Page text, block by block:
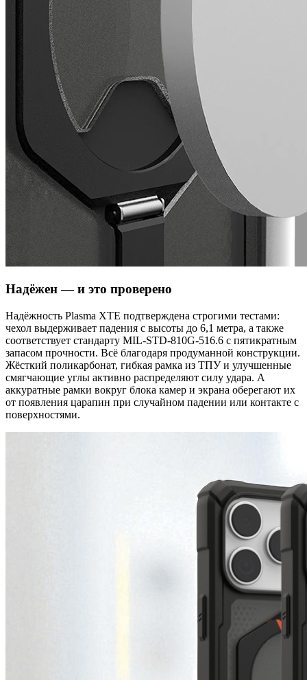
Надёжен — и это проверено
Надёжность Plasma XTE подтверждена строгими тестами:
чехол выдерживает падения с высоты до 6,1 метра, а также
соответствует стандарту MIL-STD-810G-516.6 с пятикратным
запасом прочности. Всё благодаря продуманной конструкции.
Жёсткий поликарбонат, гибкая рамка из ТПУ и улучшенные
смягчающие углы активно распределяют силу удара. А
аккуратные рамки вокруг блока камер и экрана оберегают их
от появления царапин при случайном падении или контакте с
поверхностями.